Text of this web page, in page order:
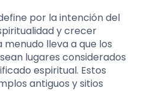
por la intención del
y crecer
lleva a que los
lugares considerados
espiritual. Estos
antiguos y sitios